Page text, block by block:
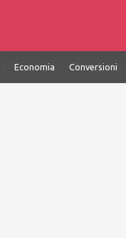
Economia Conversioni